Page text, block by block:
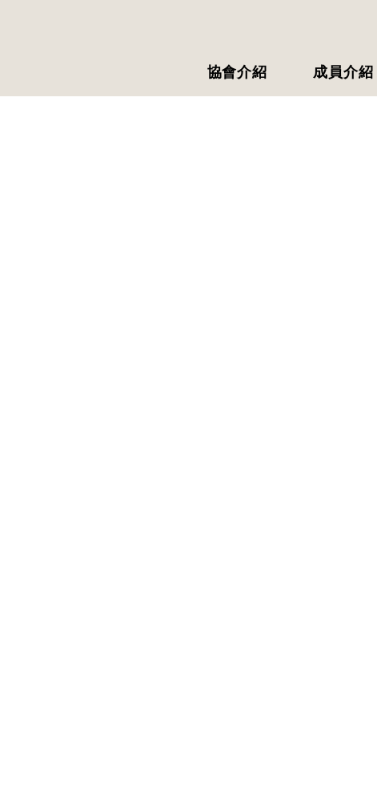
協會介紹 成員介紹